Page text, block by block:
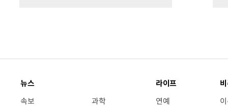
뉴스
속보
과학
라이프
연예